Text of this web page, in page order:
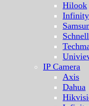
Hilook
Infinity
Schnell
IP Camera
Axis
Dahua